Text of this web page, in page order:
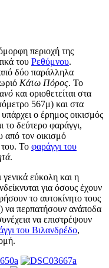
περιοχή της
του Ρεθύμνου.
δύο παράλληλα
Κάτω Πόρος. Το
και οριοθετείται στα
567μ) και στα
ο έρημος οικισμός
το δεύτερο φαράγγι,
από τον οικισμό
του. Το φαράγγι του
.
εύκολη και η
για όσους έχουν
το αυτοκίνητο τους
να περπατήσουν ανάποδα
να επιστρέψουν
του Βιλανδρέδο,